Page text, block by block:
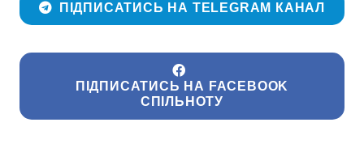
ПІДПИСАТИСЬ НА TELEGRAM КАНАЛ
ПІДПИСАТИСЬ НА FACEBOOK
СПІЛЬНОТУ